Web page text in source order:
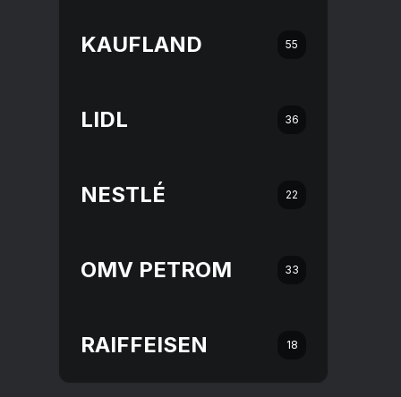
KAUFLAND 55
LIDL 36
NESTLÉ 22
OMV PETROM 33
RAIFFEISEN 18